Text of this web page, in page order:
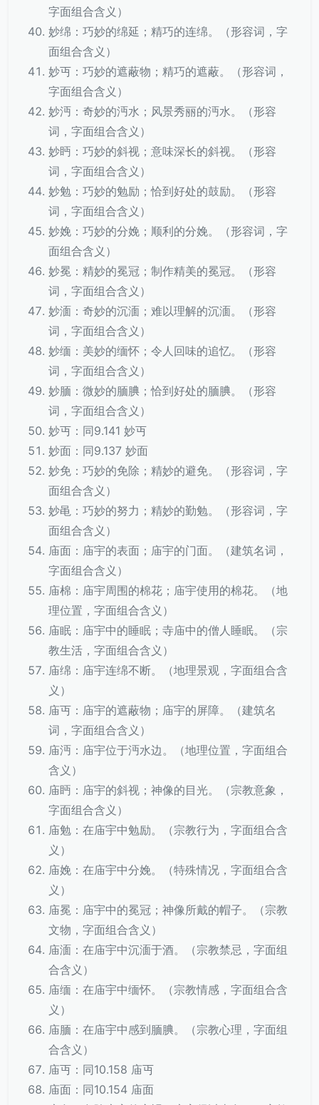
字面组合含义）
妙绵：巧妙的绵延；精巧的连绵。（形容词，字
面组合含义）
妙丏：巧妙的遮蔽物；精巧的遮蔽。（形容词，
字面组合含义）
妙沔：奇妙的沔水；风景秀丽的沔水。（形容
词，字面组合含义）
妙眄：巧妙的斜视；意味深长的斜视。（形容
词，字面组合含义）
妙勉：巧妙的勉励；恰到好处的鼓励。（形容
词，字面组合含义）
妙娩：巧妙的分娩；顺利的分娩。（形容词，字
面组合含义）
妙冕：精妙的冕冠；制作精美的冕冠。（形容
词，字面组合含义）
妙湎：奇妙的沉湎；难以理解的沉湎。（形容
词，字面组合含义）
妙缅：美妙的缅怀；令人回味的追忆。（形容
词，字面组合含义）
妙腼：微妙的腼腆；恰到好处的腼腆。（形容
词，字面组合含义）
妙丏：同9.141 妙丏
妙面：同9.137 妙面
妙免：巧妙的免除；精妙的避免。（形容词，字
面组合含义）
妙黾：巧妙的努力；精妙的勤勉。（形容词，字
面组合含义）
庙面：庙宇的表面；庙宇的门面。（建筑名词，
字面组合含义）
庙棉：庙宇周围的棉花；庙宇使用的棉花。（地
理位置，字面组合含义）
庙眠：庙宇中的睡眠；寺庙中的僧人睡眠。（宗
教生活，字面组合含义）
庙绵：庙宇连绵不断。（地理景观，字面组合含
义）
庙丏：庙宇的遮蔽物；庙宇的屏障。（建筑名
词，字面组合含义）
庙沔：庙宇位于沔水边。（地理位置，字面组合
含义）
庙眄：庙宇的斜视；神像的目光。（宗教意象，
字面组合含义）
庙勉：在庙宇中勉励。（宗教行为，字面组合含
义）
庙娩：在庙宇中分娩。（特殊情况，字面组合含
义）
庙冕：庙宇中的冕冠；神像所戴的帽子。（宗教
文物，字面组合含义）
庙湎：在庙宇中沉湎于酒。（宗教禁忌，字面组
合含义）
庙缅：在庙宇中缅怀。（宗教情感，字面组合含
义）
庙腼：在庙宇中感到腼腆。（宗教心理，字面组
合含义）
庙丏：同10.158 庙丏
庙面：同10.154 庙面